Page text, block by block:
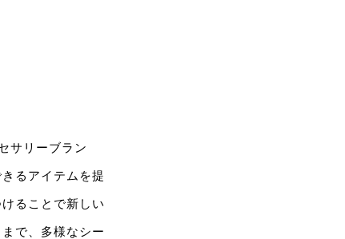
サリーブラン
るアイテムを提
ることで新しい
で、多様なシー